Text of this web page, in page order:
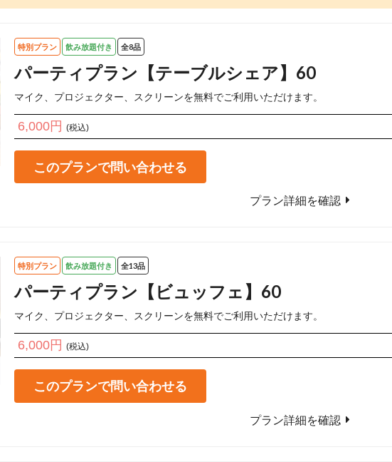
特別プラン 飲み放題付き 全8品
パーティプラン【テーブルシェア】60
マイク、プロジェクター、スクリーンを無料でご利用いただけます。
6,000円 (税込)
このプランで問い合わせる
プラン詳細を確認
特別プラン 飲み放題付き 全13品
パーティプラン【ビュッフェ】60
マイク、プロジェクター、スクリーンを無料でご利用いただけます。
6,000円 (税込)
このプランで問い合わせる
プラン詳細を確認